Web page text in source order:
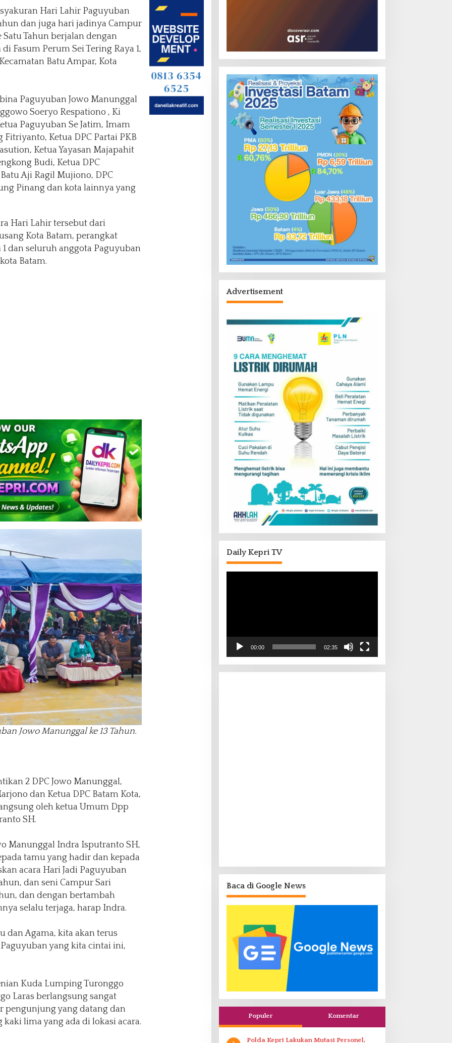
Hari Lahir Paguyuban
dan juga hari jadinya Campur
Satu Tahun berjalan dengan
Fasum Perum Sei Tering Raya 1,
Batu Ampar, Kota
Paguyuban Jowo Manunggal
Soeryo Respationo , Ki
Paguyuban Se Jatim, Imam
Fitriyanto, Ketua DPC Partai PKB
Ketua Yayasan Majapahit
Budi, Ketua DPC
Aji Ragil Mujiono, DPC
Pinang dan kota lainnya yang
Hari Lahir tersebut dari
Kota Batam, perangkat
dan seluruh anggota Paguyuban
Batam.
Jowo Manunggal ke 13 Tahun.
2 DPC Jowo Manunggal,
dan Ketua DPC Batam Kota,
oleh ketua Umum Dpp
SH.
Manunggal Indra Isputranto SH,
tamu yang hadir dan kepada
acara Hari Jadi Paguyuban
dan seni Campur Sari
dan dengan bertambah
selalu terjaga, harap Indra.
dan Agama, kita akan terus
yang kita cintai ini,
Kuda Lumping Turonggo
Laras berlangsung sangat
pengunjung yang datang dan
lima yang ada di lokasi acara.
Advertisement
Daily Kepri TV
00:00 02:35
Baca di Google News
Populer Komentar
Polda Kepri Lakukan Mutasi Personel,